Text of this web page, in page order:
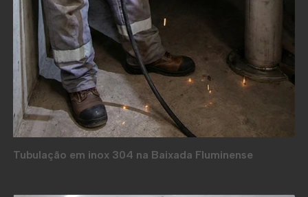
Tubulação em inox 304 na Baixada Fluminense